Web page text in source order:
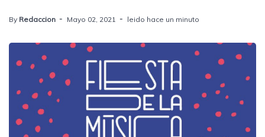
By Redaccion Mayo 02, 2021 leido hace un minuto